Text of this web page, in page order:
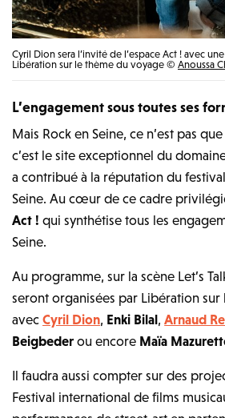
Cyril Dion sera l’invité de l’espace Act ! avec
Libération sur le thème du voyage © Anoussa
L’engagement sous toutes ses
Mais Rock en Seine, ce n’est pas
c’est le site exceptionnel du
a contribué à la réputation du
Seine. Au cœur de ce cadre
Act ! qui synthétise tous les
Seine.
Au programme, sur la scène Let’s
seront organisées par Libération
avecCyril Dion, Enki Bilal,Arnaud
Beigbeder ou encore Maïa
Il faudra aussi compter sur des
Festival international de films